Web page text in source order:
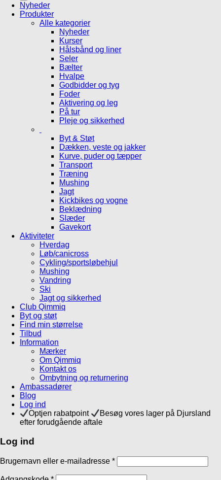
Nyheder
Produkter
Alle kategorier
Nyheder
Kurser
Hålsbånd og liner
Seler
Bælter
Hvalpe
Godbidder og tyg
Foder
Aktivering og leg
På tur
Pleje og sikkerhed
Byt & Støt
Dækken, veste og jakker
Kurve, puder og tæpper
Transport
Træning
Mushing
Jagt
Kickbikes og vogne
Beklædning
Slæder
Gavekort
Aktiviteter
Hverdag
Løb/canicross
Cykling/sportsløbehjul
Mushing
Vandring
Ski
Jagt og sikkerhed
Club Qimmiq
Byt og støt
Find min størrelse
Tilbud
Information
Mærker
Om Qimmiq
Kontakt os
Ombytning og returnering
Ambassadører
Blog
Log ind
Optjen rabatpoint
Besøg vores lager på Djursland
efter forudgående aftale
Log ind
Brugernavn eller e-mailadresse *